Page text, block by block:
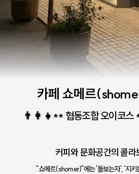
카페 쇼메르
👨‍👩‍👧** 협동조합 오이코
커피와 문화공간의 콜라
"쇼메르(shomer)"에는 '돌보는자', '지키